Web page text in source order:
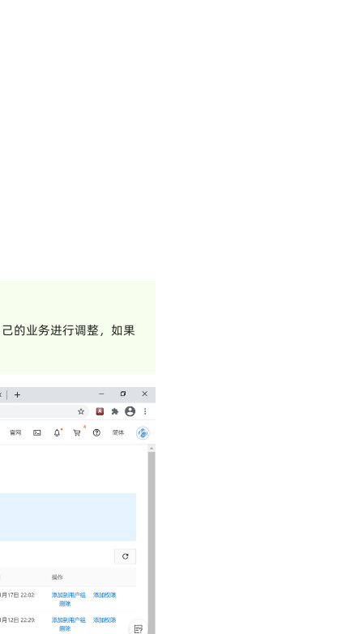
的业务进行调整，如果